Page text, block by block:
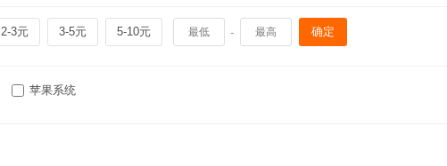
2-3元 3-5元 5-10元 - 确定
苹果系统